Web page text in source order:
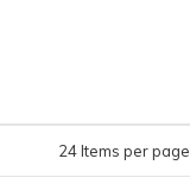
24 Items per page